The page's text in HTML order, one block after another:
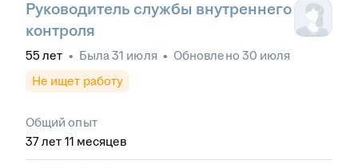
Руководитель службы внутреннего
контроля
55 лет • Была31 июля • Обновлено 30 июля
Не ищет работу
Общий опыт
37лет 11 месяцев